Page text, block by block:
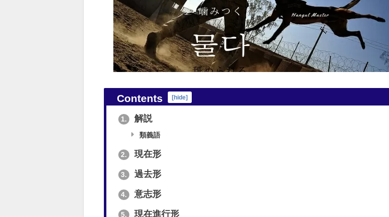
Contents [hide]
1. 解説
類義語
2. 現在形
3. 過去形
4. 意志形
5. 現在進行形